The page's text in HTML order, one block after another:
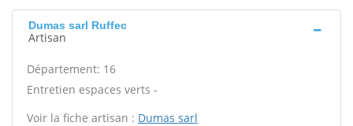
Dumas sarl Ruffec
Artisan
Département: 16
Entretien espaces verts -
Voir la fiche artisan : Dumas sarl